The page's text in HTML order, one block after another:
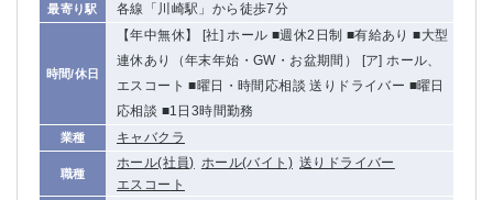
最寄り駅 各線「川崎駅」から徒歩7分
時間/休日
【年中無休】 [社] ホール ■週休2日制 ■有給あり ■大型
連休あり（年末年始・GW・お盆期間） [ア] ホール、
エスコート ■曜日・時間応相談 送りドライバー ■曜日
応相談 ■1日3時間勤務
業種 キャバクラ
職種
ホール(社員) ホール(バイト) 送りドライバー
エスコート
藤沢
平塚
橋本
小田原
横浜・桜木町
元住吉
戸塚
たまプラーザ
大船